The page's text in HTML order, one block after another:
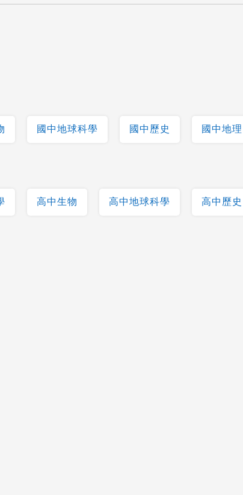
國中地球科學 國中歷史 國中地理
高中生物 高中地球科學 高中歷史